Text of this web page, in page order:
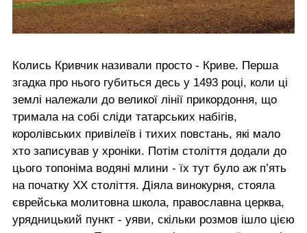
Колись Кривчик називали просто - Криве. Перша
згадка про нього губиться десь у 1493 році, коли ці
землі належали до великої лінії прикордоння, що
тримала на собі сліди татарських набігів,
королівських привілеїв і тихих повстань, які мало
хто записував у хроніки. Потім століття додали до
цього топоніма водяні млини - їх тут було аж п’ять
на початку ХХ століття. Діяла винокурня, стояла
єврейська молитовна школа, православна церква,
урядницький пункт - уяви, скільки розмов ішло цією